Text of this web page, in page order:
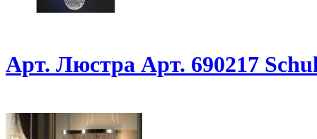
Арт. Люстра Арт. 690217